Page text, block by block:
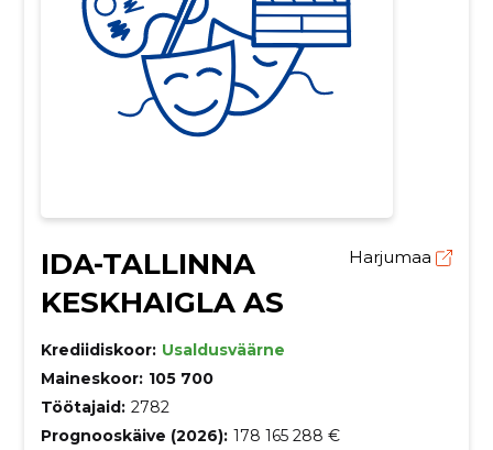
IDA-TALLINNA
KESKHAIGLA AS
Harjumaa
Krediidiskoor: Usaldusväärne
Maineskoor: 105 700
Töötajaid: 2782
Prognooskäive (2026): 178 165 288 €